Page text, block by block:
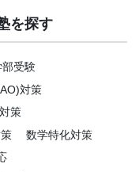
を探す
部受験
対策
策
数学特化対策